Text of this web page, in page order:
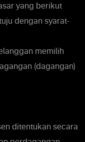
yang berikut
dengan syarat-
memilih
(dagangan)
ditentukan secara